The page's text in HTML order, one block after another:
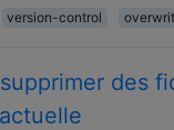
version-control
des